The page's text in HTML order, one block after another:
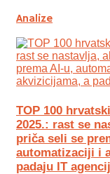
Analize
TOP 100
2025.: rast se
priča seli se
automatizaciji i
padaju IT